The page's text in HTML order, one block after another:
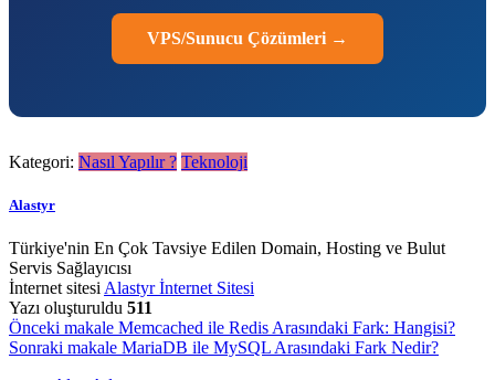
VPS/Sunucu Çözümleri →
Kategori: Nasıl Yapılır ? Teknoloji
Alastyr
Türkiye'nin En Çok Tavsiye Edilen Domain, Hosting ve Bulut
Servis Sağlayıcısı
İnternet sitesi Alastyr İnternet Sitesi
Yazı oluşturuldu 511
Yazı
gezinmesi
Önceki makale Memcached ile Redis Arasındaki Fark: Hangisi?
Sonraki makale MariaDB ile MySQL Arasındaki Fark Nedir?